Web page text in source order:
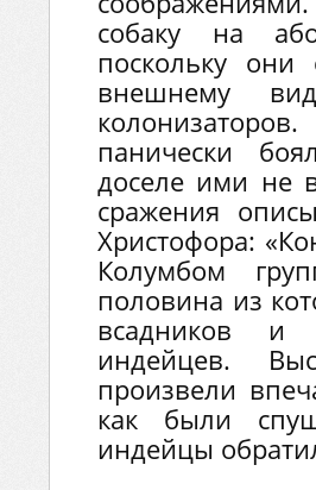
собаку на
поскольку
внешнему
панически
доселе ими не
сражения
Христофора:
Колумбом
половина из
всадников и
индейцев.
произвели
как были
индейцы